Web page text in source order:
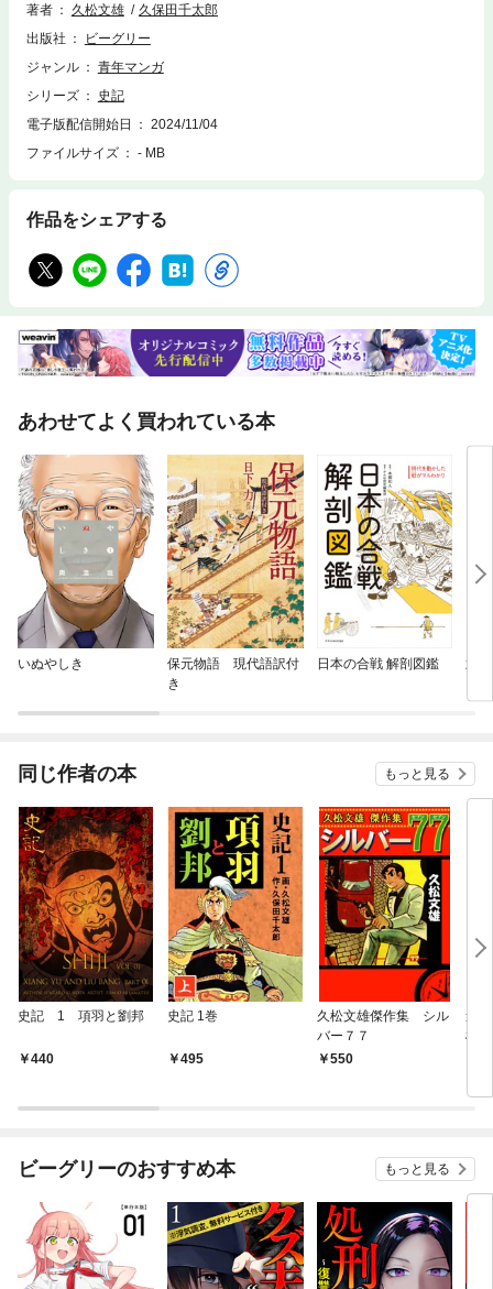
著者
久松文雄
久保田千太郎
出版社
ビーグリー
ジャンル
青年マンガ
シリーズ
史記
電子版配信開始日
2024/11/04
ファイルサイズ
- MB
作品をシェアする
あわせてよく買われている本
いぬやしき
保元物語 現代語訳付
き
日本の合戦 解剖図鑑 武
同じ作者の本 もっと見る
史記 1 項羽と劉邦
440
史記 1巻
495
久松文雄傑作集 シル
バー７７
550
進
雄
ビーグリーのおすすめ本 もっと見る